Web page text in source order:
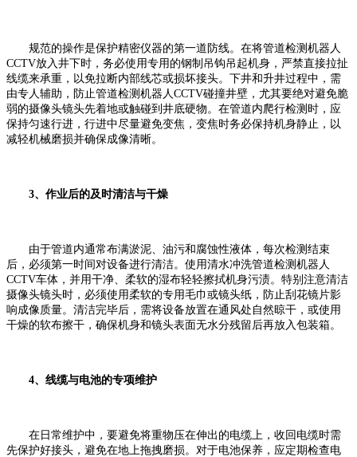
规范的操作是保护精密仪器的第一道防线。在将管道检测机器人
CCTV放入井下时，务必使用专用的钢制吊钩吊起机身，严禁直接拉扯
线缆来承重，以免拉断内部线芯或损坏接头。下井和升井过程中，需
由专人辅助，防止管道检测机器人CCTV碰撞井壁，尤其要绝对避免脆
弱的摄像头镜头先着地或触碰到井底硬物。在管道内爬行检测时，应
保持匀速行进，行进中尽量避免变焦，变焦时务必保持机身静止，以
减轻机械磨损并确保成像清晰。
3、作业后的及时清洁与干燥
由于管道内通常布满淤泥、油污和腐蚀性液体，每次检测结束
后，必须第一时间对设备进行清洁。使用清水冲洗管道检测机器人
CCTV车体，并用干净、柔软的湿布轻轻擦拭机身污渍。特别注意清洁
摄像头镜头时，必须使用柔软的专用毛巾或镜头纸，防止刮花镜片影
响成像质量。清洁完毕后，需将设备放置在通风处自然晾干，或使用
干燥的软布擦干，确保机身和镜头表面无水分残留后再放入包装箱。
4、线缆与电池的专项维护
在日常维护中，要避免将重物压在伸出的电缆上，收回电缆时需
先保护好接头，避免在地上拖拽磨损。对于电池保养，应定期检查电